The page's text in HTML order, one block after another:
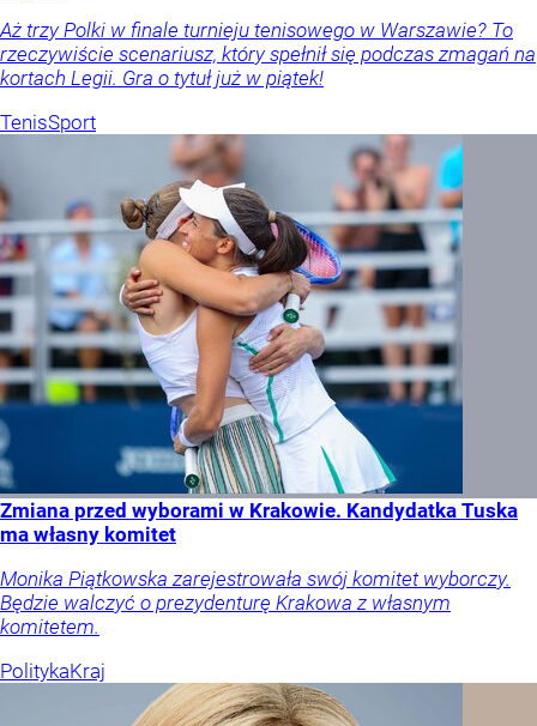
Aż trzy Polki w finale turnieju tenisowego w Warszawie? To
rzeczywiście scenariusz, który spełnił się podczas zmagań na
kortach Legii. Gra o tytuł już w piątek!
TenisSport
Zmiana przed wyborami w Krakowie. Kandydatka Tuska
ma własny komitet
Monika Piątkowska zarejestrowała swój komitet wyborczy.
Będzie walczyć o prezydenturę Krakowa z własnym
komitetem.
PolitykaKraj